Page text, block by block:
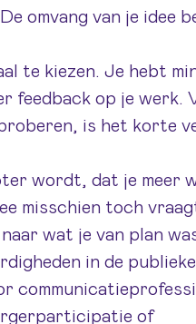
omvang van je idee
te kiezen. Je hebt
feedback op je werk.
is het korte
wordt, dat je meer
misschien toch
wat je van plan
in de
of